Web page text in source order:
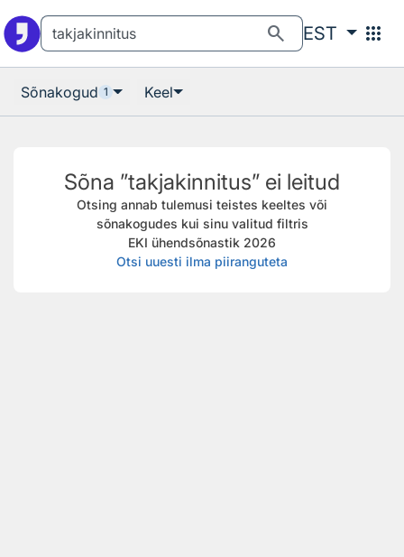
search EST apps
Sõnakogud 1 Keel
Sõna ”takjakinnitus” ei leitud
Otsing annab tulemusi teistes keeltes või
sõnakogudes kui sinu valitud filtris
EKI ühendsõnastik 2026
Otsi uuesti ilma piiranguteta